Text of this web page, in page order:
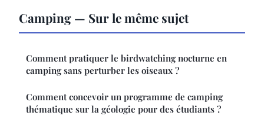
Camping — Sur le même sujet
Comment pratiquer le birdwatching nocturne en
camping sans perturber les oiseaux ?
Comment concevoir un programme de camping
thématique sur la géologie pour des étudiants ?